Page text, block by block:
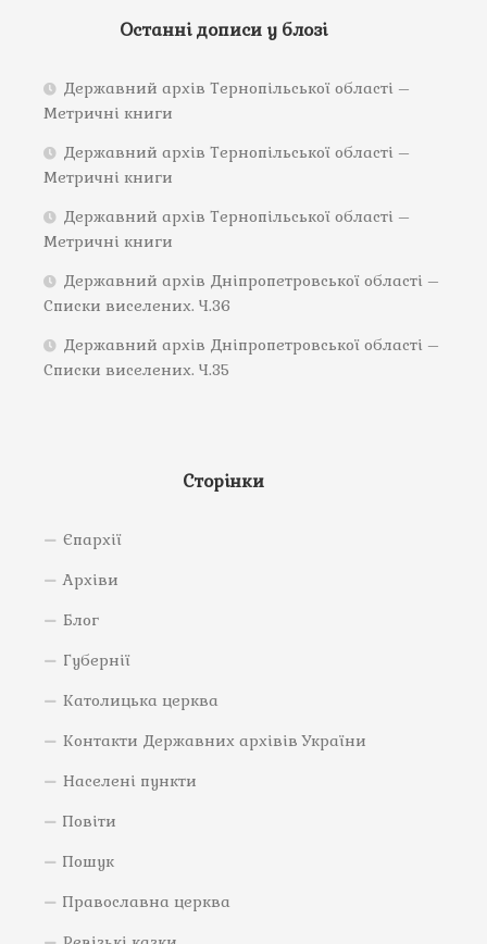
Останні дописи у блозі
Державний архів Тернопільської області –
Метричні книги
Державний архів Тернопільської області –
Метричні книги
Державний архів Тернопільської області –
Метричні книги
Державний архів Дніпропетровської області –
Списки виселених. Ч.36
Державний архів Дніпропетровської області –
Списки виселених. Ч.35
Сторінки
Єпархії
Архіви
Блог
Губернії
Католицька церква
Контакти Державних архівів України
Населені пункти
Повіти
Пошук
Православна церква